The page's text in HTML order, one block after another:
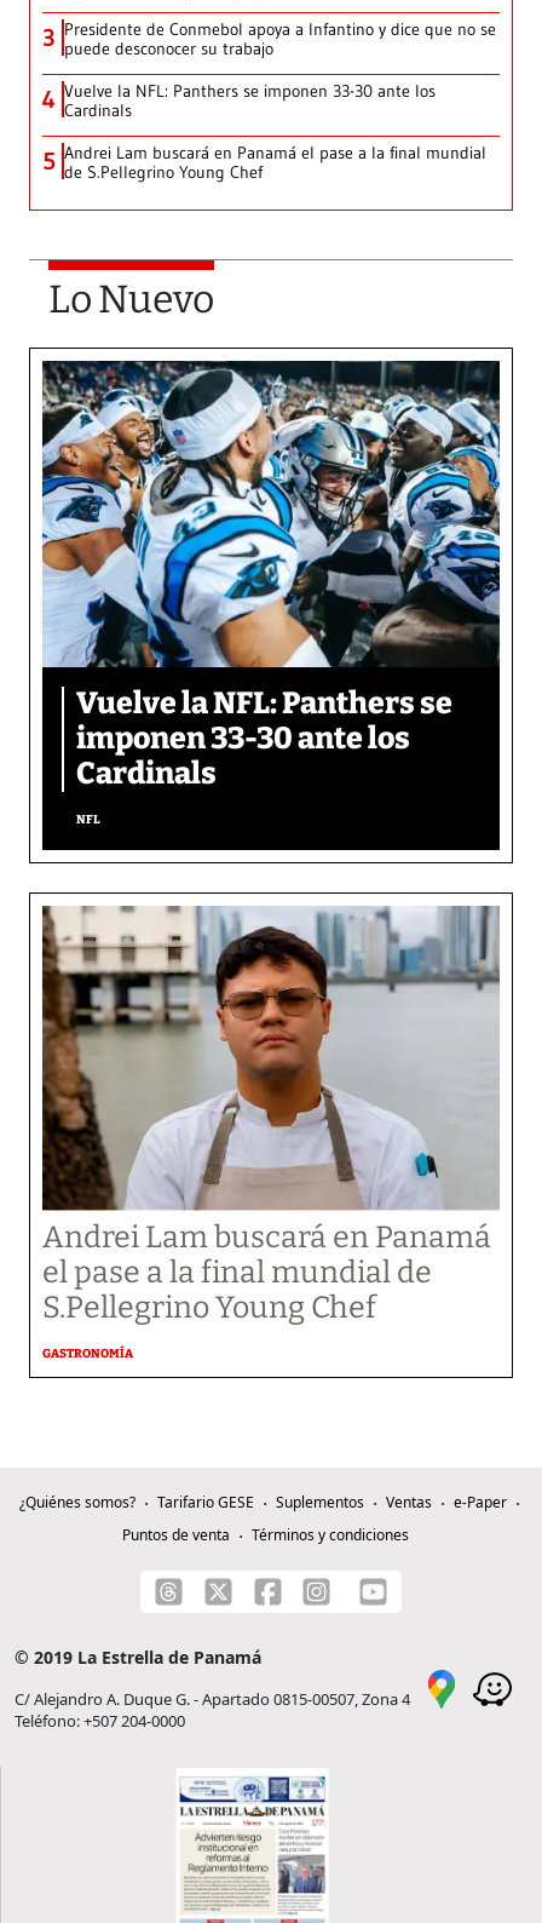
3 Presidente de Conmebol apoya a Infantino y dice que no se
puede desconocer su trabajo
4 Vuelve la NFL: Panthers se imponen 33-30 ante los
Cardinals
5 Andrei Lam buscará en Panamá el pase a la final mundial
de S.Pellegrino Young Chef
Lo Nuevo
Vuelve la NFL: Panthers se
imponen 33-30 ante los
Cardinals
NFL
Andrei Lam buscará en Panamá
el pase a la final mundial de
S.Pellegrino Young Chef
GASTRONOMÍA
¿Quiénes somos? Tarifario GESE Suplementos Ventas
e-Paper
Puntos de venta
Términos y condiciones
© 2019 La Estrella de Panamá
C/ Alejandro A. Duque G. - Apartado 0815-00507, Zona 4
Teléfono: +507 204-0000